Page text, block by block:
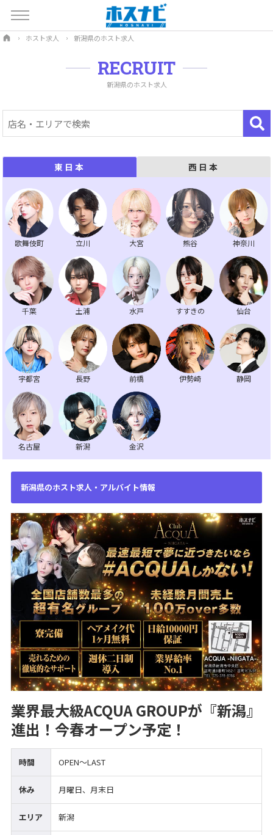
ホスト求人 新潟県のホスト求人
RECRUIT
新潟県のホスト求人
東日本 西日本
歌舞伎町 立川 大宮 熊谷 神奈川
千葉 土浦 水戸 すすきの 仙台
宇都宮 長野 前橋 伊勢崎 静岡
名古屋 新潟 金沢
新潟県のホスト求人・アルバイト情報
業界最大級ACQUA GROUPが『新潟』
進出！今春オープン予定！
時間 OPEN～LAST
休み 月曜日、月末日
エリア 新潟